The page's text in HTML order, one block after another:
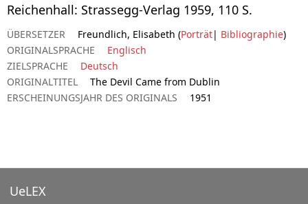
Reichenhall: Strassegg-Verlag 1959, 110 S.
ÜBERSETZER Freundlich, Elisabeth (Porträt| Bibliographie)
ORIGINALSPRACHE
Englisch
ZIELSPRACHE
Deutsch
ORIGINALTITEL
The Devil Came from Dublin
ERSCHEINUNGSJAHR DES ORIGINALS
1951
UeLEX